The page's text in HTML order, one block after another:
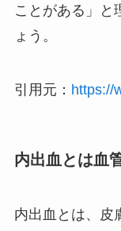
ことがある」と
ょう。
引用元： https://
内出血とは血
内出血とは、皮